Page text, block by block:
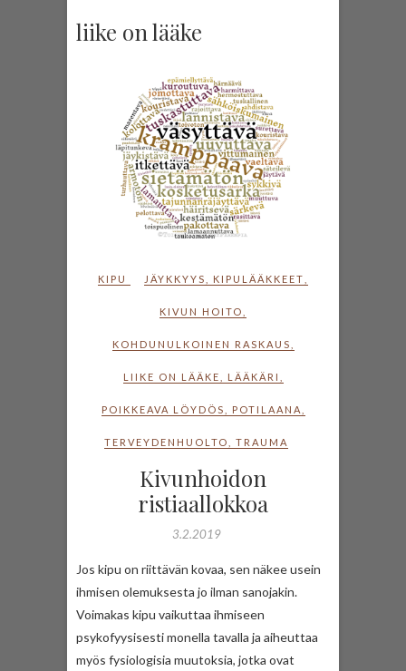
liike on lääke
KIPU JÄYKKYYS KIPULÄÄKKEET
KIVUN HOITO
KOHDUNULKOINEN RASKAUS
LIIKE ON LÄÄKE LÄÄKÄRI
POIKKEAVA LÖYDÖS POTILAANA
TERVEYDENHUOLTO TRAUMA
Kivunhoidon
ristiaallokkoa
3.2.2019
Jos kipu on riittävän kovaa, sen näkee usein
ihmisen olemuksesta jo ilman sanojakin.
Voimakas kipu vaikuttaa ihmiseen
psykofyysisesti monella tavalla ja aiheuttaa
myös fysiologisia muutoksia, jotka ovat